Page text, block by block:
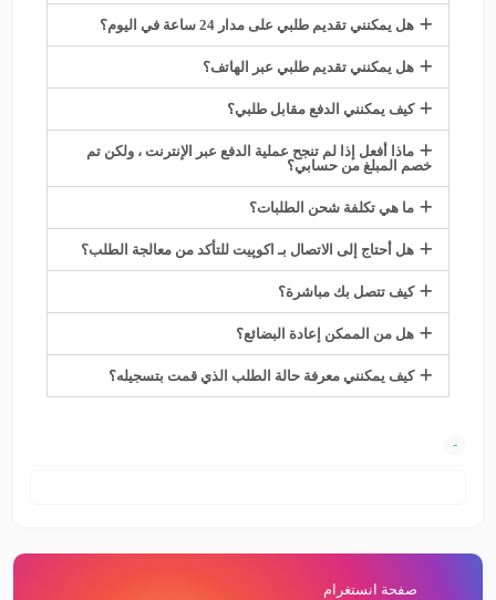
هل يمكنني تقديم طلبي على مدار 24 ساعة في اليوم؟
هل يمكنني تقديم طلبي عبر الهاتف؟
كيف يمكنني الدفع مقابل طلبي؟
ماذا أفعل إذا لم تنجح عملية الدفع عبر الإنترنت ، ولكن تم
خصم المبلغ من حسابي؟
ما هي تكلفة شحن الطلبات؟
هل أحتاج إلى الاتصال بـ اکوپیت للتأكد من معالجة الطلب؟
كيف تتصل بك مباشرة؟
هل من الممكن إعادة البضائع؟
كيف يمكنني معرفة حالة الطلب الذي قمت بتسجيله؟
صفحة انستغرام